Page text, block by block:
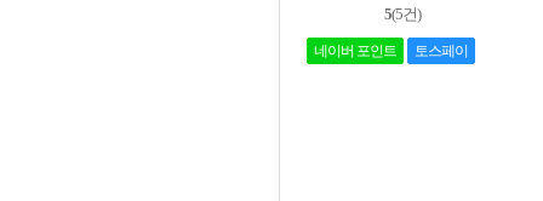
5(5건)
네이버 포인트 토스페이